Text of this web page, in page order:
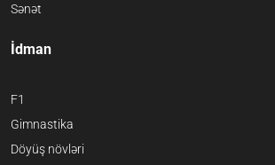
Sənət
İdman
F1
Gimnastika
Döyüş növləri